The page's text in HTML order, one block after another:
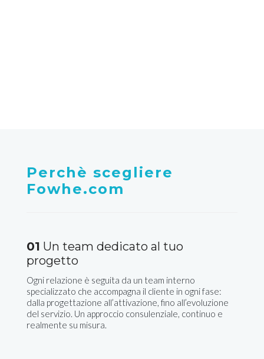
Perchè scegliere
Fowhe.com
01 Un team dedicato al tuo
progetto
Ogni relazione è seguita da un team interno
specializzato che accompagna il cliente in ogni fase:
dalla progettazione all’attivazione, fino all’evoluzione
del servizio. Un approccio consulenziale, continuo e
realmente su misura.